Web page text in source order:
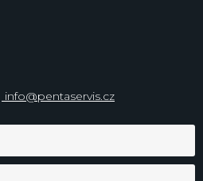
info@pentaservis.cz